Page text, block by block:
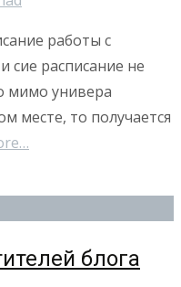
работы с
сие расписание не
мимо универа
месте, то получается
блога